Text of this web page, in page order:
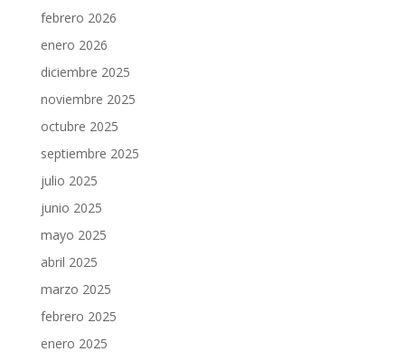
febrero 2026
enero 2026
diciembre 2025
noviembre 2025
octubre 2025
septiembre 2025
julio 2025
junio 2025
mayo 2025
abril 2025
marzo 2025
febrero 2025
enero 2025